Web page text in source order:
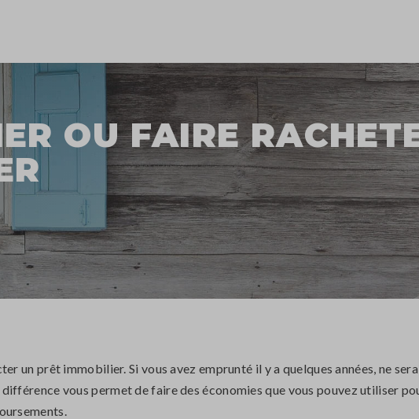
OU FAIRE
un prêt immobilier. Si vous avez emprunté il y a quelques années, ne
vous permet de faire des économies que vous pouvez utiliser